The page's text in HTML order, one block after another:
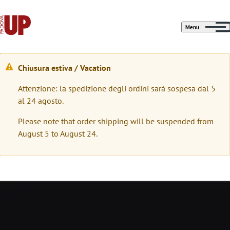
Menu
W
a
r
n
i
g
Chiusura estiva / Vacation
Attenzione: la spedizione degli ordini sarà sospesa dal 5
al 24 agosto.
Please note that order shipping will be suspended from
August 5 to August 24.